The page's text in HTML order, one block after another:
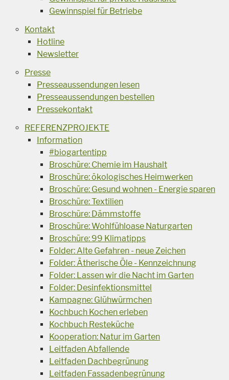
Gewinnspiel für Betriebe
Kontakt
Hotline
Newsletter
Presse
Presseaussendungen lesen
Presseaussendungen bestellen
Pressekontakt
REFERENZPROJEKTE
Information
#biogartentipp
Broschüre: Chemie im Haushalt
Broschüre: ökologisches Heimwerken
Broschüre: Gesund wohnen - Energie sparen
Broschüre: Textilien
Broschüre: Dämmstoffe
Broschüre: Wohlfühloase Naturgarten
Broschüre: 99 Klimatipps
Folder: Alte Gefahren - neue Zeichen
Folder: Ätherische Öle - Kennzeichnung
Folder: Lassen wir die Nacht im Garten
Folder: Desinfektionsmittel
Kampagne: Glühwürmchen
Kochbuch Kochen erleben
Kochbuch Resteküche
Kooperation: Natur im Garten
Leitfaden Abfallende
Leitfaden Dachbegrünung
Leitfaden Fassadenbegrünung